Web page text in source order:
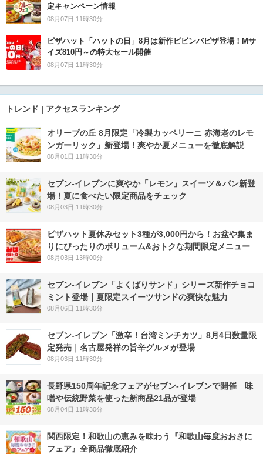
定キャンペーン情報
08月07日 11時30分
ピザハット「ハットの日」8月は新作ビビンバピザ登場！Mサ
イズ810円～の特大セール開催
08月07日 11時30分
トレンド | アクセスランキング
オリーブの丘 8月限定「冷製カッペリーニ 赤海老のレモ
ンガーリック」新登場！爽やか夏メニューを徹底解説
08月01日 11時30分
セブン‐イレブンに爽やか「レモン」スイーツ＆パン新登
場！夏に食べたい限定商品をチェック
08月03日 11時30分
ピザハット夏休みセット3種が3,000円から！お盆や集ま
りにぴったりのボリューム&おトクな期間限定メニュー
08月03日 13時00分
セブン‐イレブン「よくばりサンド」シリーズ新作チョコ
ミント登場｜夏限定スイーツサンドの爽快な魅力
08月06日 11時30分
セブン-イレブン「激辛！台湾ミンチカツ」8月4日数量限
定発売｜名古屋発祥の旨辛グルメが登場
08月03日 11時30分
長野県150周年記念フェアがセブン-イレブンで開催 味
噌や伝統野菜を使った新商品21品が登場
08月04日 11時30分
関西限定！和歌山の恵みを味わう『和歌山毎度おおきに
フェア』全商品徹底紹介